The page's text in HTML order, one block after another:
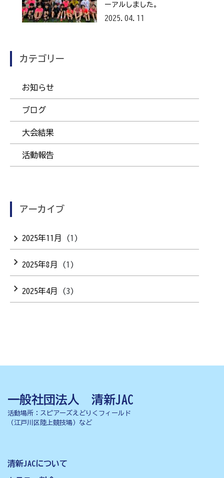
ーアルしました。
2025.04.11
カテゴリー
お知らせ
ブログ
大会結果
活動報告
アーカイブ
2025年11月 (1)
2025年8月 (1)
2025年4月 (3)
一般社団法人 清新JAC
活動場所：スピアーズえどりくフィールド
（江戸川区陸上競技場）など
清新JACについて